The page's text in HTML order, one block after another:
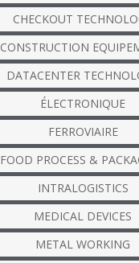
CHECKOUT
CONSTRUCTION
DATACENTER
ÉLECTRONIQUE
FERROVIAIRE
FOOD PROCESS &
INTRALOGISTICS
MEDICAL DEVICES
METAL WORKING